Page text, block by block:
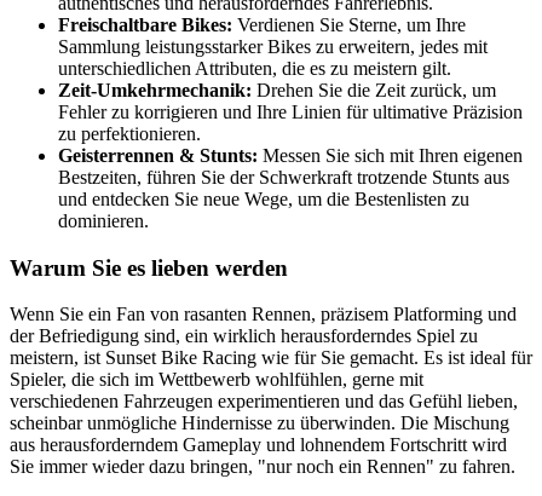
Freischaltbare Bikes: Verdienen Sie Sterne, um Ihre
Sammlung leistungsstarker Bikes zu erweitern, jedes mit
unterschiedlichen Attributen, die es zu meistern gilt.
Zeit-Umkehrmechanik: Drehen Sie die Zeit zurück, um
Fehler zu korrigieren und Ihre Linien für ultimative Präzision
zu perfektionieren.
Geisterrennen & Stunts: Messen Sie sich mit Ihren eigenen
Bestzeiten, führen Sie der Schwerkraft trotzende Stunts aus
und entdecken Sie neue Wege, um die Bestenlisten zu
dominieren.
Warum Sie es lieben werden
Wenn Sie ein Fan von rasanten Rennen, präzisem Platforming und
der Befriedigung sind, ein wirklich herausforderndes Spiel zu
meistern, ist Sunset Bike Racing wie für Sie gemacht. Es ist ideal für
Spieler, die sich im Wettbewerb wohlfühlen, gerne mit
verschiedenen Fahrzeugen experimentieren und das Gefühl lieben,
scheinbar unmögliche Hindernisse zu überwinden. Die Mischung
aus herausforderndem Gameplay und lohnendem Fortschritt wird
Sie immer wieder dazu bringen, "nur noch ein Rennen" zu fahren.